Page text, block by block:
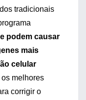
tradicionais
podem causar
mais
celular
melhores
corrigir o